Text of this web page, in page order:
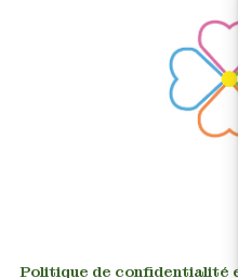
Politique de confidentialité